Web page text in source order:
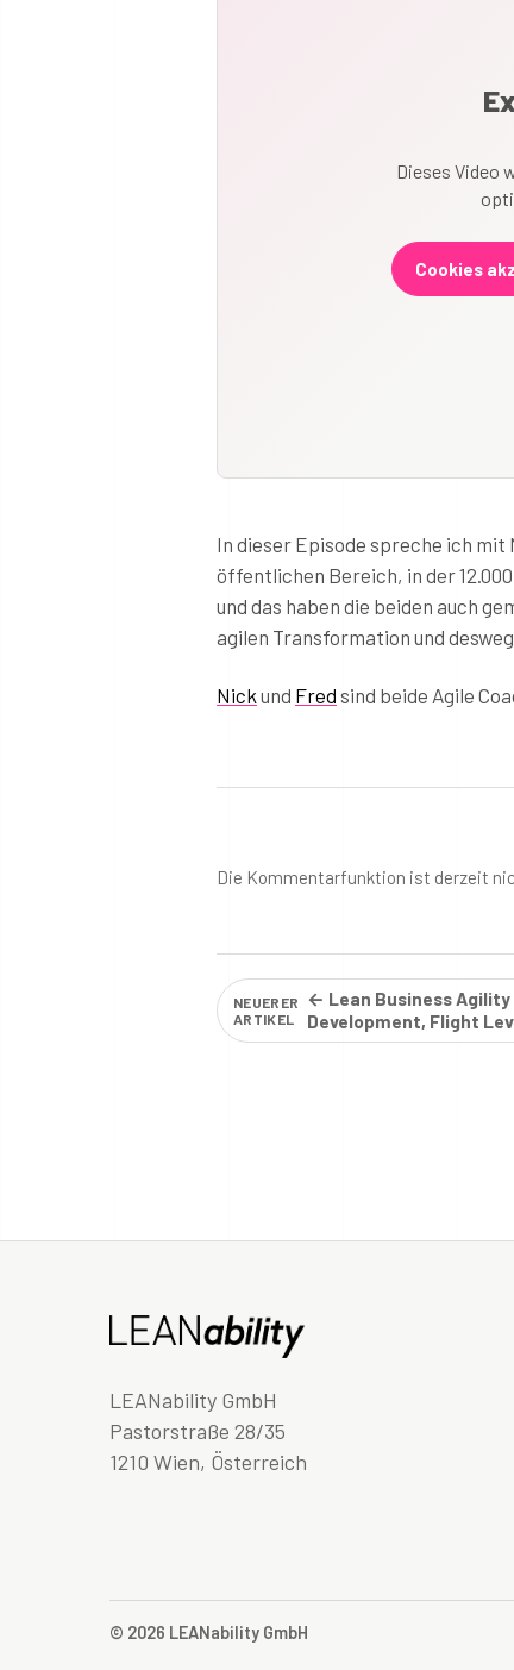
Dieses Video
Cookies
In dieser Episode spreche ich
öffentlichen Bereich, in der
und das haben die beiden auch
agilen Transformation und
Nick und Fred sind beide Agile
Die Kommentarfunktion ist derzeit
NEUERER
ARTIKEL
← Lean Business Agility
Development, Flight
LEANability GmbH
Pastorstraße 28/35
1210 Wien, Österreich
© 2026 LEANability GmbH